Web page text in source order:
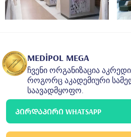
MEDİPOL MEGA
ჩვენი ორგანიზაცია
როგორც აკადემიური
საავადმყოფო.
ᲞᲘᲠᲓᲐᲞᲘᲠᲘ WHATSAPP